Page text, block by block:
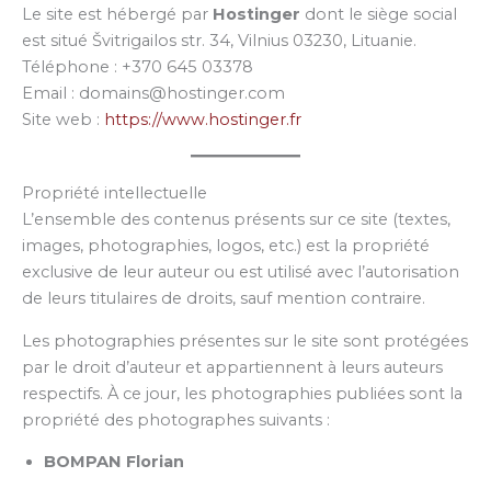
Le site est hébergé par Hostinger dont le siège social
est situé Švitrigailos str. 34, Vilnius 03230, Lituanie.
Téléphone : +370 645 03378
Email : domains@hostinger.com
Site web : https://www.hostinger.fr
Propriété intellectuelle
L’ensemble des contenus présents sur ce site (textes,
images, photographies, logos, etc.) est la propriété
exclusive de leur auteur ou est utilisé avec l’autorisation
de leurs titulaires de droits, sauf mention contraire.
Les photographies présentes sur le site sont protégées
par le droit d’auteur et appartiennent à leurs auteurs
respectifs. À ce jour, les photographies publiées sont la
propriété des photographes suivants :
BOMPAN Florian